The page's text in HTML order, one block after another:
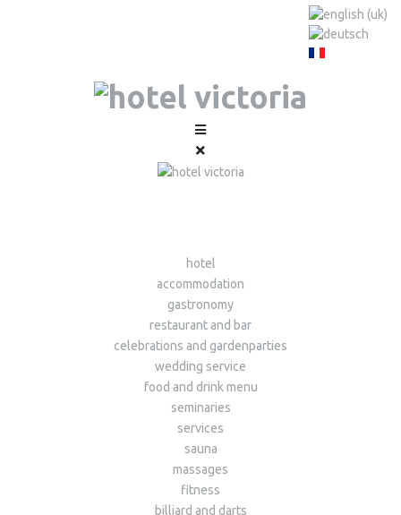
hotel
accommodation
gastronomy
restaurant and bar
celebrations and gardenparties
wedding service
food and drink menu
seminaries
services
sauna
massages
fitness
billiard and darts